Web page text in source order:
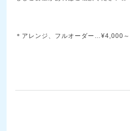
＊アレンジ、フルオーダー…¥4,000～